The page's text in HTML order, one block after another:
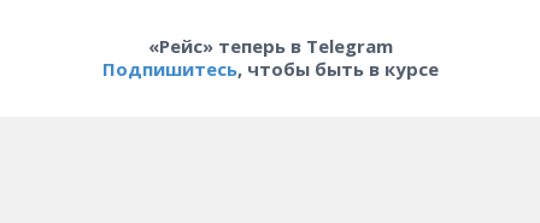
«Рейс» теперь в Telegram
Подпишитесь, чтобы быть в курсе